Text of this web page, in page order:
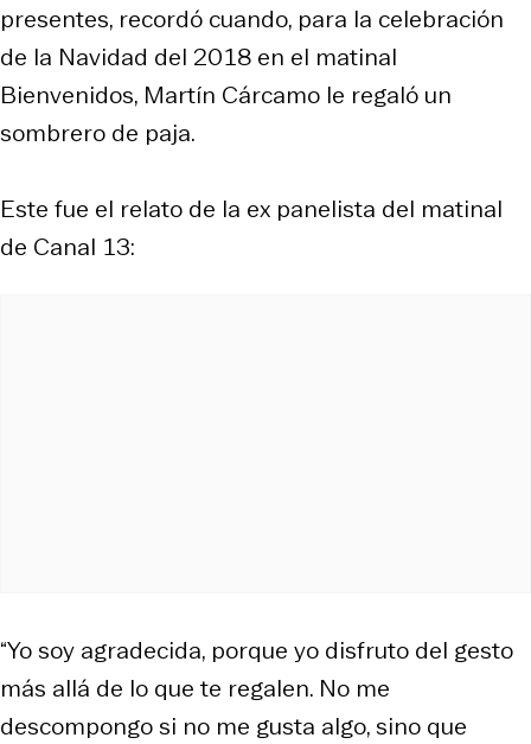
presentes, recordó cuando, para la celebración
de la Navidad del 2018 en el matinal
Bienvenidos, Martín Cárcamo le regaló un
sombrero de paja.
Este fue el relato de la ex panelista del matinal
de Canal 13:
“Yo soy agradecida, porque yo disfruto del gesto
más allá de lo que te regalen. No me
descompongo si no me gusta algo, sino que